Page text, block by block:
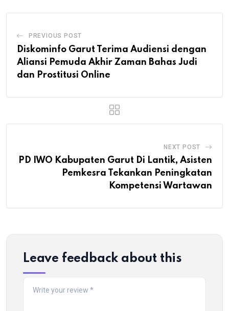
PREVIOUS POST
Diskominfo Garut Terima Audiensi dengan
Aliansi Pemuda Akhir Zaman Bahas Judi
dan Prostitusi Online
NEXT POST
PD IWO Kabupaten Garut Di Lantik, Asisten
Pemkesra Tekankan Peningkatan
Kompetensi Wartawan
Leave feedback about this